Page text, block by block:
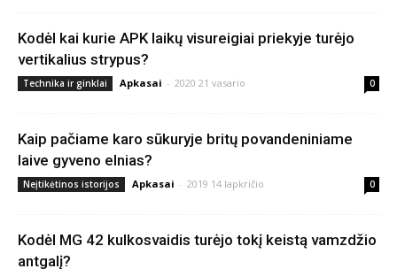
Kodėl kai kurie APK laikų visureigiai priekyje turėjo
vertikalius strypus?
Technika ir ginklai Apkasai - 2020 21 vasario 0
Kaip pačiame karo sūkuryje britų povandeniniame
laive gyveno elnias?
Neįtikėtinos istorijos Apkasai - 2019 14 lapkričio 0
Kodėl MG 42 kulkosvaidis turėjo tokį keistą vamzdžio
antgalį?